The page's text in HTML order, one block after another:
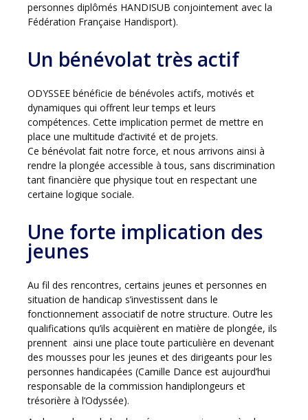
personnes diplômés HANDISUB conjointement avec la
Fédération Française Handisport).
Un bénévolat très actif
ODYSSEE bénéficie de bénévoles actifs, motivés et
dynamiques qui offrent leur temps et leurs
compétences. Cette implication permet de mettre en
place une multitude d’activité et de projets.
Ce bénévolat fait notre force, et nous arrivons ainsi à
rendre la plongée accessible à tous, sans discrimination
tant financière que physique tout en respectant une
certaine logique sociale.
Une forte implication des
jeunes
Au fil des rencontres, certains jeunes et personnes en
situation de handicap s’investissent dans le
fonctionnement associatif de notre structure. Outre les
qualifications qu’ils acquièrent en matière de plongée, ils
prennent ainsi une place toute particulière en devenant
des mousses pour les jeunes et des dirigeants pour les
personnes handicapées (Camille Dance est aujourd’hui
responsable de la commission handiplongeurs et
trésorière à l’Odyssée).